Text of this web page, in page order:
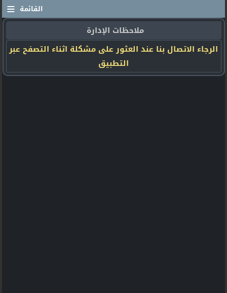
≡ القائمة
ملاحظات الإدارة
الرجاء الاتصال بنا عند العثور على مشكلة اثناء التصفح عبر
التطبيق